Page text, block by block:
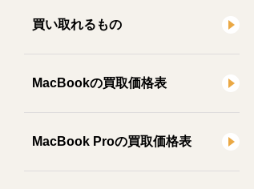
買い取れるもの
MacBookの買取価格表
MacBook Proの買取価格表